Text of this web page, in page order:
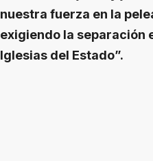
nuestra fuerza en la
exigiendo la separación
Iglesias del Estado”.